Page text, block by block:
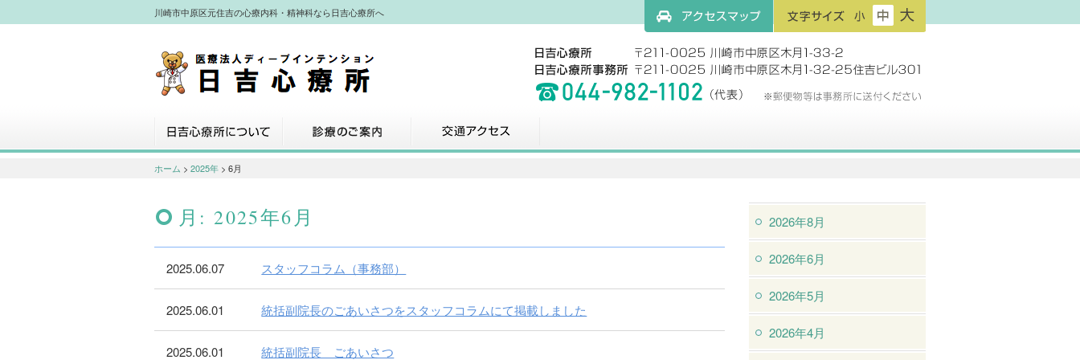
川崎市中原区元住吉の心療内科・精神科なら日吉心療所へ
フ
ン
サ
小
フ
ン
サ
中
フ
ン
サ
大
なら日吉心療所へ
日吉心療所について
ホーム > 2025年 > 6月
月:2025年6月
2025.06.07 スタッフコラム（事務部）
2025.06.01 統括副院長のごあいさつをスタッフコラムにて掲載しました
2025.06.01 統括副院長 ごあいさつ
2026年8月
2026年6月
2026年5月
2026年4月